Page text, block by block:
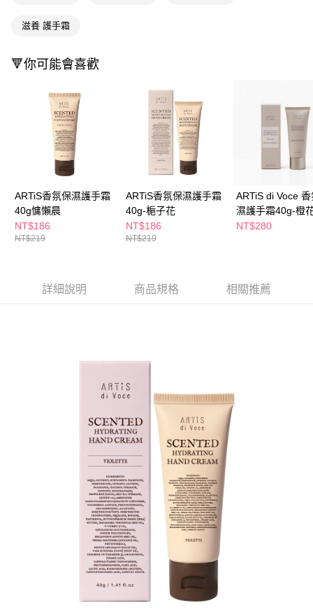
後付繳納相關費用。
客戶支援中心」https://netprotections.freshdesk.com/support/home
【注意事項】
１．透過由恩沛科技股份有限公司提供之「AFTEE先享後付」服務完成之交
易，需依本服務之必要範圍內提供個人資料，並將交易相關給付款項請求債
權轉讓予恩沛科技股份有限公司。
２．關於個人資料處理事宜，請瀏覽以下網址：
https://aftee.tw/terms/#terms3
３．未成年的使用者請事先徵得法定代理人或監護人之同意方可使用
任。
４．使用「AFTEE先享後付」時，將依據個別帳號之用戶狀況，依本公司即
時審查核予不同之上限額度；若仍有額度不足之情形，本公司將視審查結果
請求用戶進行身份認證。
５．嚴禁一人註冊多個帳號或使用他人資訊註冊。若發現惡意使用之情形，
每筆NT$65，滿NT$490(含以上)免運費
每筆NT$65，滿NT$490(含以上)免運費
付款後7-11取貨
每筆NT$65，滿NT$490(含以上)免運費
宅配(本島)
每筆NT$100，滿NT$790(含以上)免運費
付款後寶雅門市自取(由倉庫統一出貨)
每筆NT$80，滿NT$290(含以上)免運費
滋養 護手霜
🔻你可能會喜歡
ARTiS香氛保濕護手霜
40g慵懶晨
NT$186
NT$219
ARTiS香氛保濕護手霜
40g-梔子花
NT$186
NT$219
ARTiS di Voce
濕護手霜40g-橙
NT$280
詳細說明 商品規格 相關推薦